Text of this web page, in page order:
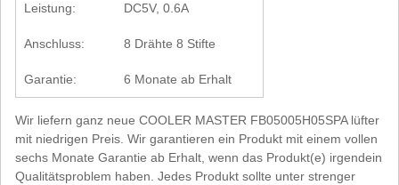
Leistung: DC5V, 0.6A
Anschluss: 8 Drähte 8 Stifte
Garantie: 6 Monate ab Erhalt
Wir liefern ganz neue COOLER MASTER FB05005H05SPA lüfter
mit niedrigen Preis. Wir garantieren ein Produkt mit einem vollen
sechs Monate Garantie ab Erhalt, wenn das Produkt(e) irgendein
Qualitätsproblem haben. Jedes Produkt sollte unter strenger